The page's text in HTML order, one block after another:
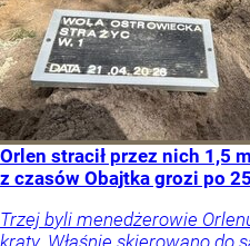
Orlen stracił przez nich 1,5
z czasów Obajtka grozi po
Trzej byli menedżerowie